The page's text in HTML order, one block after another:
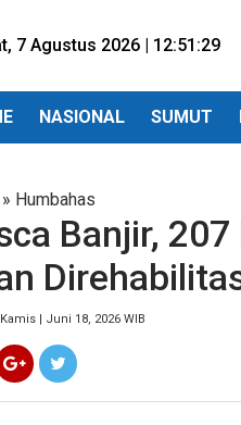
7 Agustus 2026 | 12:51:31
NASIONAL SUMUT
» Humbahas
Banjir,
| Juni 18, 2026 WIB